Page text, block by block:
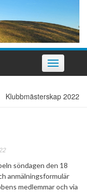
Slå
på/av
navigering
Klubbmästerskap 2022
söndagen den 18
anmälningsformulär
medlemmar och via